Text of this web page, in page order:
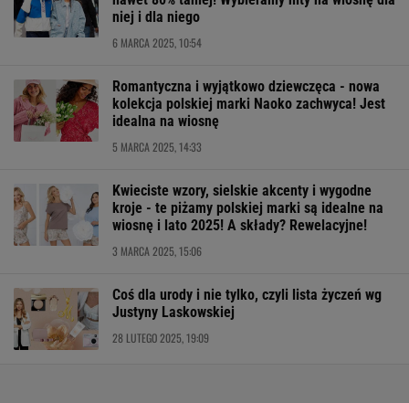
niej i dla niego
6 MARCA 2025, 10:54
Romantyczna i wyjątkowo dziewczęca - nowa
kolekcja polskiej marki Naoko zachwyca! Jest
idealna na wiosnę
5 MARCA 2025, 14:33
Kwieciste wzory, sielskie akcenty i wygodne
kroje - te piżamy polskiej marki są idealne na
wiosnę i lato 2025! A składy? Rewelacyjne!
3 MARCA 2025, 15:06
Coś dla urody i nie tylko, czyli lista życzeń wg
Justyny Laskowskiej
28 LUTEGO 2025, 19:09